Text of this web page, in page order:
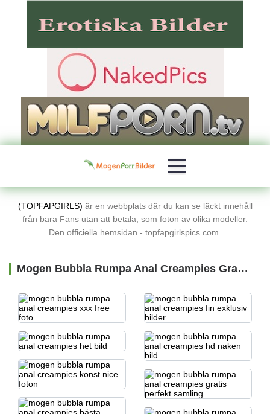
(TOPFAPGIRLS) är en webbplats där du kan se läckt innehåll
från bara Fans utan att betala, som foton av olika modeller.
Den officiella hemsidan - topfapgirlspics.com.
Mogen Bubbla Rumpa Anal Creampies Gratis Porrbilder